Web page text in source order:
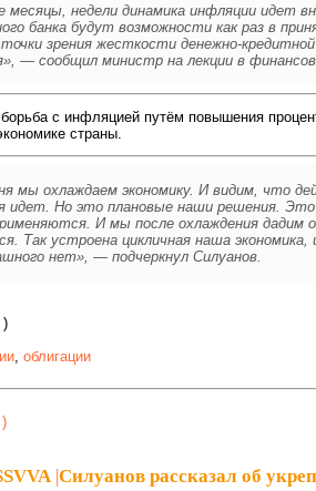
месяцы, недели динамика инфляции идет
банка будут возможности как раз в
зрения жесткости денежно-
— сообщил министр на лекции в
с инфляцией путём повышения
страны.
мы охлаждаем экономику. И видим, что
идет. Но это плановые наши решения.
И мы после охлаждения дадим
Так устроена цикличная наша
нет», — подчеркнул Силуанов.
)
облигации
)
| Силуанов рассказал об